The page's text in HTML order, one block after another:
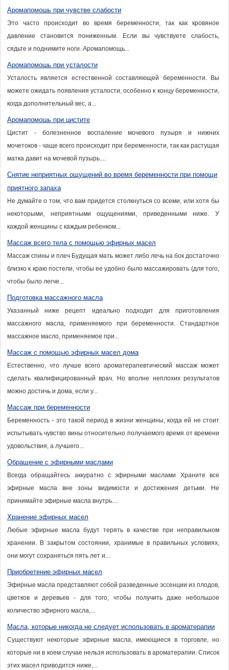
Аромапомошь при чувстве слабости
Это часто происходит во время беременности, так как кровяное
давление становится пониженным. Если вы чувствуете слабость,
сядьте и поднимите ноги. Аромапомощь...
Аромапомошь при усталости
Усталость является естественной составляющей беременности. Вы
можете ожидать появления усталости, особенно к концу беременности,
когда дополнительный вес, а...
Аромапомошь при цистите
Цистит - болезненное воспаление мочевого пузыря и нижних
мочетоков - чаще всего происходит при беременности, так как растущая
матка давит на мочевой пузырь....
Снятие неприятных ощущений во время беременности при помощи
приятного запаха
Не думайте о том, что вам придется столкнуться со всеми, или хотя бы
некоторыми, неприятными ощущениями, приведенными ниже. У
каждой женщины с каждым ребенком...
Массаж всего тела с помощью эфирных масел
Массаж спины и плеч Будущая мать может либо лечь на бок достаточно
близко к краю постели, чтобы ее удобно было массажировать (для того,
чтобы было легче...
Подготовка массажного масла
Указанный ниже рецепт идеально подходит для приготовления
массажного масла, применяемого при беременности. Стандартное
массажное масло, применяемое при...
Массаж с помощью эфирных масел дома
Естественно, что лучше всего ароматерапевтический массаж может
сделать квалифицированный врач. Но вполне неплохих результатов
можно достичь и дома, если у...
Массаж при беременности
Беременность - это такой период в жизни женщины, когда ей не стоит
испытывать чувство вины относительно получаемого время от времени
удовольствия, а лучшего...
Обращение с эфирными маслами
Всегда обращайтесь аккуратно с эфирными маслами Храните все
эфирные масла вне зоны видимости и достижения детьми. Не
принимайте эфирные масла внутрь....
Хранение эфирных масел
Любые эфирные масла будут терять в качестве при неправильном
хранении. В закрытом состоянии, хранимые в правильных условиях,
они могут сохраняться пять лет и...
Приобретение эфирных масел
Эфирные масла представляют собой разведенные эссенции из плодов,
цветков и деревьев - для того, чтобы получить даже небольшое
количество эфирного масла,...
Масла, которые никогда не следует использовать в ароматерапии
Существуют некоторые эфирные масла, имеющиеся в торговле, но
которые ни в коем случае нельзя использовать в ароматерапии. Список
этих масел приводится ниже,...